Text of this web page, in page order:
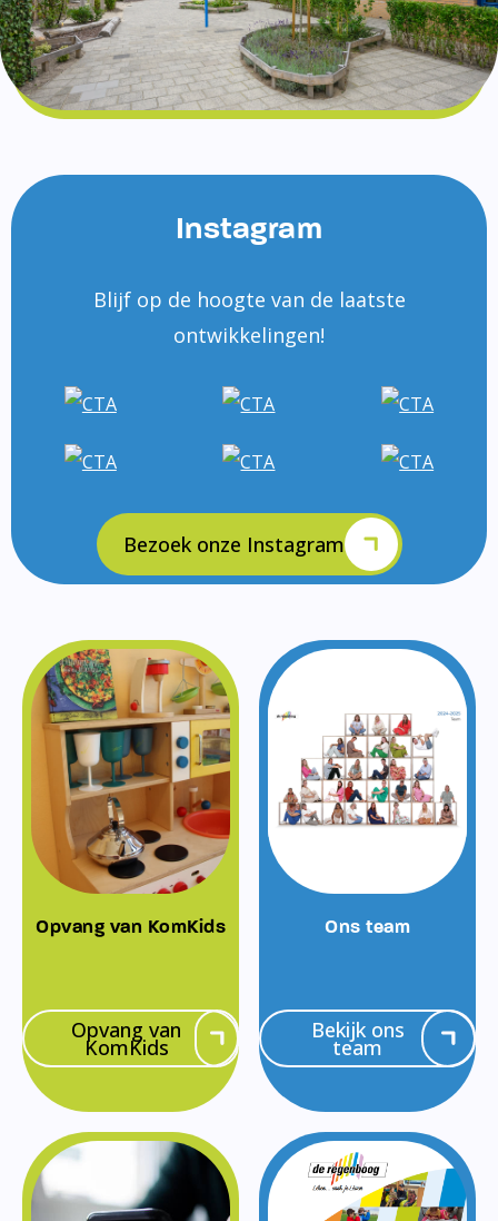
Instagram
Blijf op de hoogte van de laatste
ontwikkelingen!
Bezoek onze Instagram
Opvang van KomKids
Opvang van
KomKids
Ons team
Bekijk ons
team